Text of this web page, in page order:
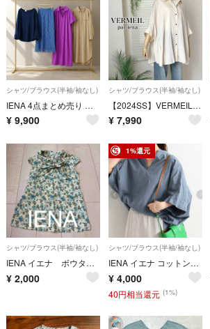
シャツ/ブラウス(半袖/袖なし)
IENA 4点まとめ売り 豪華セット セットアップ ブラウス レース 総柄 スカート ロングワンピース 半袖 葉が袖 シャツ イエナ
¥ 9,900
シャツ/ブラウス(半袖/袖なし)
【2024SS】VERMEIL par iena サークルシャツ ドルマン 白
¥ 7,990
シャツ/ブラウス(半袖/袖なし)
IENA イエナ ボウタイ ブラウス 花柄 ベージュ レディース
¥ 2,000
1%還元
シャツ/ブラウス(半袖/袖なし)
IENA イエナ コットンシルクプルオーバー シャツ ブルー 38サイズ
¥ 4,000
40円相当還元 (1%)